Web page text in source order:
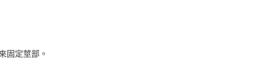
固定莖部。